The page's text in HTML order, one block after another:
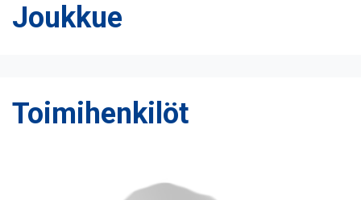
Joukkue
Toimihenkilöt